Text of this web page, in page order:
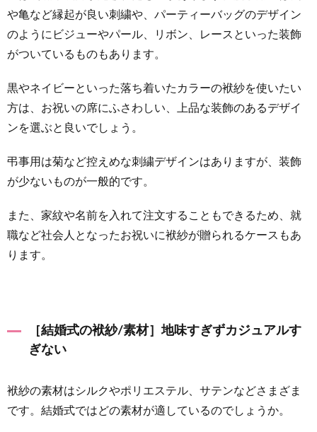
爪付き
タイプ
3.4
金封タ
4
結婚式
袱紗は
どこで
きる！
結婚式
おすす
紗
4.2
や亀など縁起が良い刺繍や、パーティーバッグのデザイン
のようにビジューやパール、リボン、レースといった装飾
がついているものもあります。
黒やネイビーといった落ち着いたカラーの袱紗を使いたい
方は、お祝いの席にふさわしい、上品な装飾のあるデザイ
ンを選ぶと良いでしょう。
弔事用は菊など控えめな刺繍デザインはありますが、装飾
が少ないものが一般的です。
また、家紋や名前を入れて注文することもできるため、就
職など社会人となったお祝いに袱紗が贈られるケースもあ
ります。
［結婚式の袱紗/素材］地味すぎずカジュアルす
ぎない
袱紗の素材はシルクやポリエステル、サテンなどさまざま
です。結婚式ではどの素材が適しているのでしょうか。